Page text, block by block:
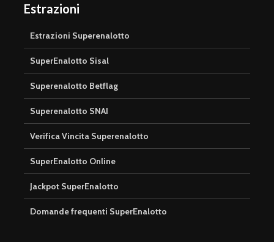
Estrazioni
Estrazioni Superenalotto
SuperEnalotto Sisal
Superenalotto Betflag
Superenalotto SNAI
Verifica Vincita Superenalotto
SuperEnalotto Online
Jackpot SuperEnalotto
Domande frequenti SuperEnalotto